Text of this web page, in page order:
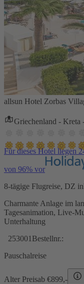
allsun Hotel Zorbas
Griechenland - Kreta
Für dieses Hotel liegen
von 96% vor
8-tägige Flugreise, DZ
Charmante Anlage im
Tagesanimation, Live-
Unterhaltung
253001 Bestellnr.:
Pauschalreise
Alter Preisab €899,-